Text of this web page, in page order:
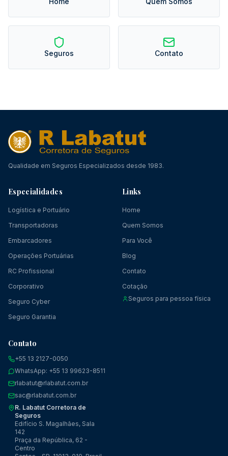
Seguros Contato
Qualidade em Seguros Especializados desde 1983.
Especialidades
Logística e Portuário
Transportadoras
Embarcadores
Operações Portuárias
RC Profissional
Corporativo
Seguro Cyber
Seguro Garantia
Links
Home
Quem Somos
Para Você
Blog
Contato
Cotação
Seguros para pessoa física
Contato
+55 13 2127-0050
WhatsApp: +55 13 99623-8511
rlabatut@rlabatut.com.br
sac@rlabatut.com.br
R. Labatut Corretora de
Seguros
Edifício S. Magalhães, Sala
142
Praça da República, 62 -
Centro